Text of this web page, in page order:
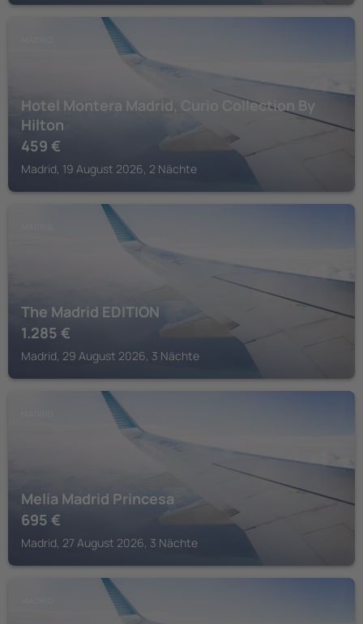
Hotel Montera Madrid, Curio Collection By
Hilton
459 €
Madrid, 19 August 2026, 2 Nächte
The Madrid EDITION
1.285 €
Madrid, 29 August 2026, 3 Nächte
Melia Madrid Princesa
695 €
Madrid, 27 August 2026, 3 Nächte